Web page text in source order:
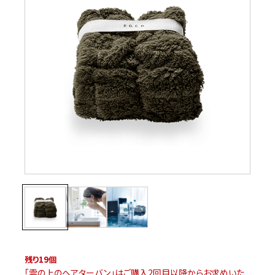
残り19個
「雲の上のヘアターバン」はご購入2回目以降からお求めいた